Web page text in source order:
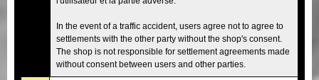
In the event of a traffic accident, users agree not to agree to
settlements with the other party without the shop's consent.
The shop is not responsible for settlement agreements made
without consent between users and other parties.